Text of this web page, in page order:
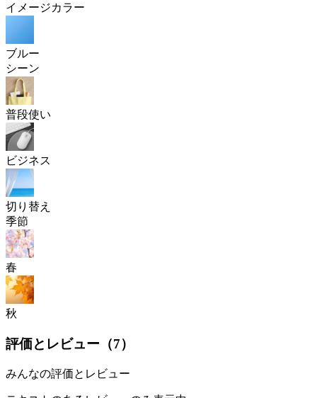
イメージカラー
ブルー
シーン
普段使い
ビジネス
切り替え
季節
春
秋
評価とレビュー（7）
みんなの評価とレビュー